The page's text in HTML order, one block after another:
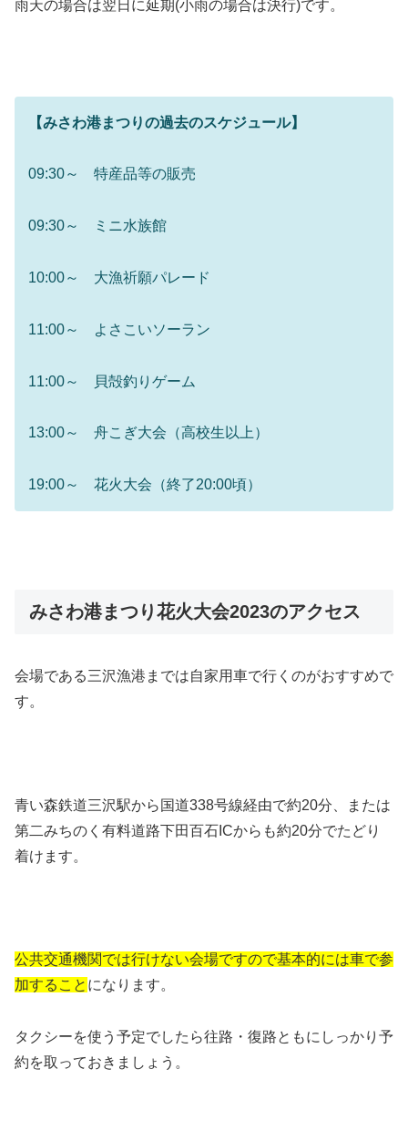
雨天の場合は翌日に延期(小雨の場合は決行)です。
【みさわ港まつりの過去のスケジュール】
09:30～ 特産品等の販売
09:30～ ミニ水族館
10:00～ 大漁祈願パレード
11:00～ よさこいソーラン
11:00～ 貝殻釣りゲーム
13:00～ 舟こぎ大会（高校生以上）
19:00～ 花火大会（終了20:00頃）
みさわ港まつり花火大会2023のアクセス
会場である三沢漁港までは自家用車で行くのがおすすめで
す。
青い森鉄道三沢駅から国道338号線経由で約20分、または
第二みちのく有料道路下田百石ICからも約20分でたどり
着けます。
公共交通機関では行けない会場ですので基本的には車で参
加すること になります。
タクシーを使う予定でしたら往路・復路ともにしっかり予
約を取っておきましょう。